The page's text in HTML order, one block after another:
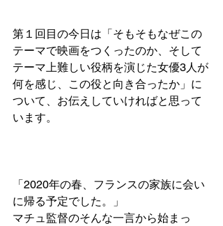
第１回目の今日は「そもそもなぜこの
テーマで映画をつくったのか、そして
テーマ上難しい役柄を演じた女優3人が
何を感じ、この役と向き合ったか」に
ついて、お伝えしていければと思って
います。
「2020年の春、フランスの家族に会い
に帰る予定でした。」
マチュ監督のそんな一言から始まっ